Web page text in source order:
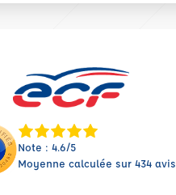
Note : 4.6/5
Moyenne calculée sur 434 avis